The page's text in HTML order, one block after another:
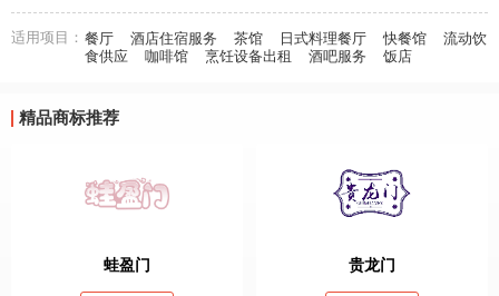
适用项目： 餐厅 酒店住宿服务 茶馆 日式料理餐厅 快餐馆
流动饮
食供应
咖啡馆 烹饪设备出租 酒吧服务 饭店
精品商标推荐
蛙盈门 贵龙门